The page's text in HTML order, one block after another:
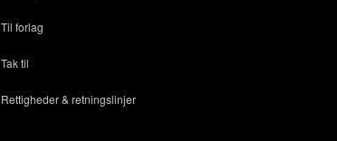
Til forlag
Tak til
Rettigheder & retningslinjer